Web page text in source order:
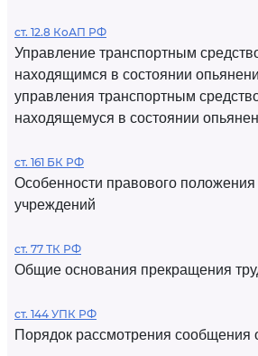
ст. 12.8 КоАП РФ
Управление транспортным
находящимся в состоянии
управления транспортным
находящемуся в состоянии
ст. 161 БК РФ
Особенности правового положения
учреждений
ст. 77 ТК РФ
Общие основания прекращения
ст. 144 УПК РФ
Порядок рассмотрения сообщения